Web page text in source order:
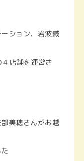
ション、岩波鍼
店舗を運営さ
美穂さんがお越